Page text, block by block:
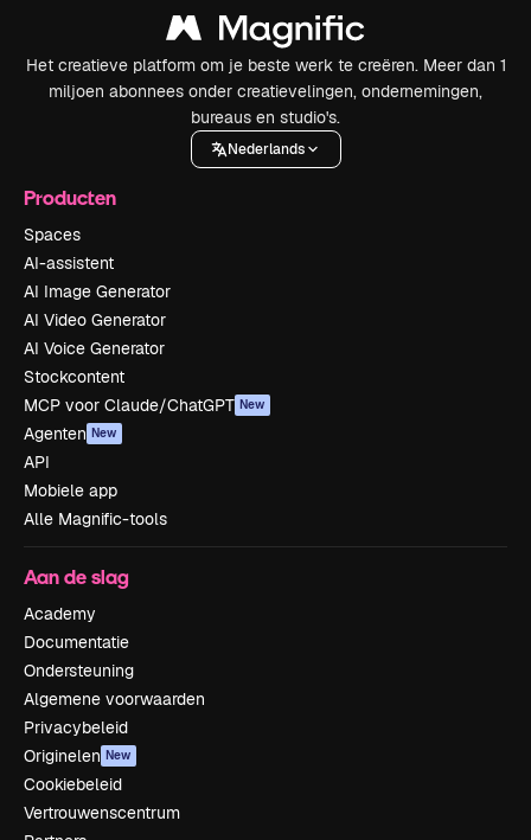
Het creatieve platform om je beste werk te creëren. Meer dan 1
miljoen abonnees onder creatievelingen, ondernemingen,
bureaus en studio's.
Nederlands
Producten
Spaces
AI-assistent
AI Image Generator
AI Video Generator
AI Voice Generator
Stockcontent
MCP voor Claude/ChatGPT New
Agenten New
API
Mobiele app
Alle Magnific-tools
Aan de slag
Academy
Documentatie
Ondersteuning
Algemene voorwaarden
Privacybeleid
Originelen New
Cookiebeleid
Vertrouwenscentrum